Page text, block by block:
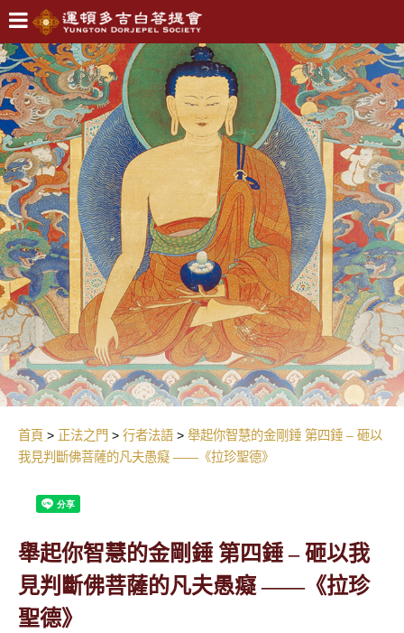
首頁 正法之門 行者法語
舉起你智慧的金剛錘 第四錘 – 砸以
我見判斷佛菩薩的凡夫愚癡 ——《拉珍聖德》
舉起你智慧的金剛錘 第四錘 – 砸以我
見判斷佛菩薩的凡夫愚癡 ——《拉珍
聖德》